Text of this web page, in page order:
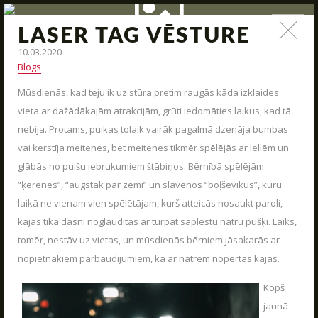
LASER TAG VĒSTURE
10.03.2020
Blogs
Mūsdienās, kad teju ik uz stūra pretim raugās kāda izklaides
vieta ar dažādākajām atrakcijām, grūti iedomāties laikus, kad tā
nebija. Protams, puikas tolaik vairāk pagalmā dzenāja bumbas
vai ķerstīja meitenes, bet meitenes tikmēr spēlējās ar lellēm un
glābās no puišu iebrukumiem štābiņos. Bērnībā spēlējām
“ķerenes”, “augstāk par zemi” un slavenos “boļševikus”, kuru
laikā ne vienam vien spēlētājam, kurš atteicās nosaukt paroli,
kājas tika dāsni noglaudītas ar turpat saplēstu nātru pušķi. Laiks,
tomēr, nestāv uz vietas, un mūsdienās bērniem jāsakarās ar
nopietnākiem pārbaudījumiem, kā ar nātrēm nopērtas kājas.
Kopš
jaunā
STARTS
PAR MUMS
ARSENĀLS
REZERVĀCIJA
ZIŅAS
ZIŅAS
Jauna arsenāla ienākšana, poligona modernizācija,
interesantas kaujas un jauni piedāvājumi – tas viss un vēl
daudz kas cits mūsu ziņas.